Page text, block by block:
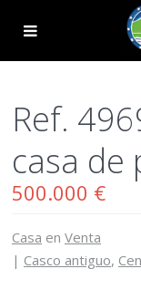
Ref.
casa de
500.000 €
Casa en Venta
| Casco antiguo,